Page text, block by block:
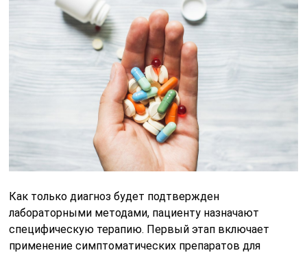
Как только диагноз будет подтвержден
лабораторными методами, пациенту назначают
специфическую терапию. Первый этап включает
применение симптоматических препаратов для